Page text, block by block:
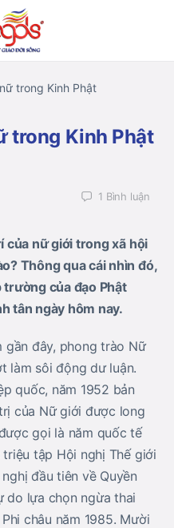
trong Kinh Phật
trong Kinh Phật
1 Bình luận
của nữ giới trong xã hội
Thông qua cái nhìn đó,
của đạo Phật
tân ngày hôm nay.
gần đây, phong trào Nữ
làm sôi động dư luận.
quốc, năm 1952 bản
của Nữ giới được long
gọi là năm quốc tế
tập Hội nghị Thế giới
đầu tiên về Quyền
do lựa chọn ngừa thai
châu năm 1985. Mười